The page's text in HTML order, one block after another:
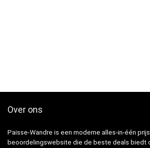
Over ons
Paisse-Wandre is een moderne alles-in-één
beoordelingswebsite die de beste deals biedt